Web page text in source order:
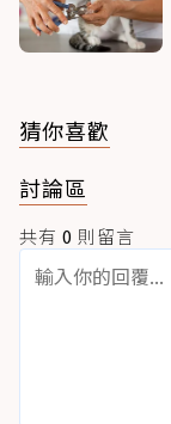
猜你喜歡
討論區
共有 0 則留言